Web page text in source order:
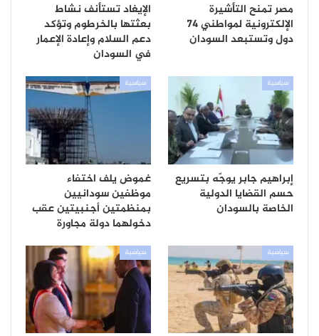
مصر تمنح التأشيرة
الإلكترونية لمواطني 74
دول وتستبعد السودان
الإيغاد تستأنف نشاط
بعثتها بالخرطوم وتؤكد
دعم السلام وإعادة الإعمار
في السودان
سياسية
إبراهيم جابر يوجّه بتسريع
حسم القضايا الدولية
الخاصة بالسودان
سياسية
غموض يلف اختفاء
موظفين سودانيين
بمنظمتين أجنبيتين عقب
دخولهما دولة مجاورة
سياسية سياسية